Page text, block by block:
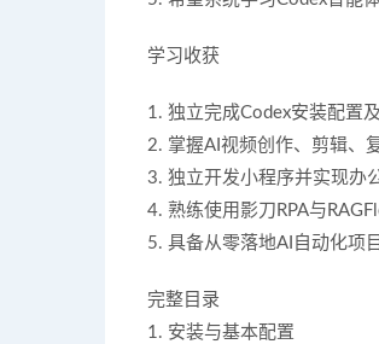
学习收获
1. 独立完成Codex安装配置
2. 掌握AI视频创作、剪辑、
3. 独立开发小程序并实现办
4. 熟练使用影刀RPA与
5. 具备从零落地AI自动化项
完整目录
1. 安装与基本配置